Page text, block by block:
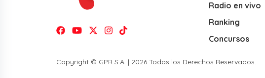
Radio en vivo
Ranking
Concursos
Copyright © GPR S.A. | 2026 Todos los Derechos Reservados.